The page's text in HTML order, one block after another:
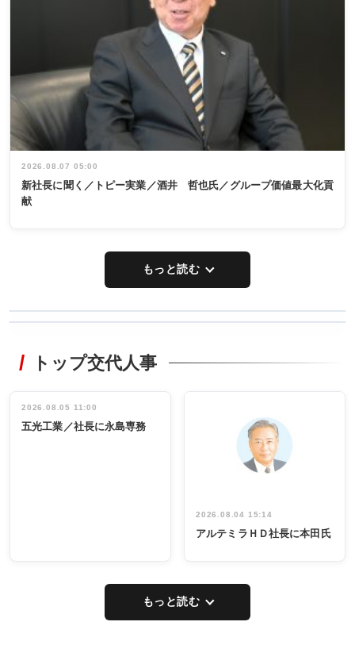
2026.08.07 05:00
新社長に聞く／トピー実業／酒井 哲也氏／グループ価値最大化貢
献
もっと読む
非鉄業界で
インタビュ
ー／社内ア
タックトレー
祝う 業界関
係者ら220人
出席
トップ交代人事
2026.08.05 11:00
五光工業／社長に永島専務
2026.08.04 15:14
アルテミラＨＤ社長に本田氏
もっと読む